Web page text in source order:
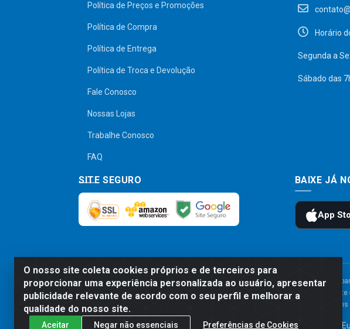
O nosso site coleta cookies próprios e de terceiros para
proporcionar uma experiência personalizada ao usuário, apresentar
publicidade relevante de acordo com o seu perfil e melhorar a
qualidade do nosso site.
Aceitar Negar não essenciais Preferências de Cookies
Política de Preços e Promoções
Política de Compra
Política de Entrega
Política de Troca e Devolução
Fale Conosco
Nossas Lojas
Trabalhe Conosco
FAQ
Horário
Segunda a
Sábado das
SITE SEGURO BAIXE JÁ
Preços, promoções, condições de pagamento e frete são válidos
será válido o preço que for exibido no carrinho de compras do
Comercial de Construção 2001 LTDA - Av. Congresso